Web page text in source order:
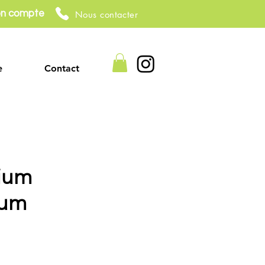
compte Nous contacter
Contact